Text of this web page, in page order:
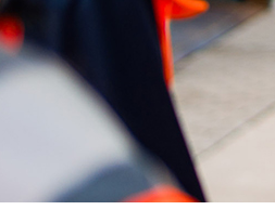
anzeigen/schließen